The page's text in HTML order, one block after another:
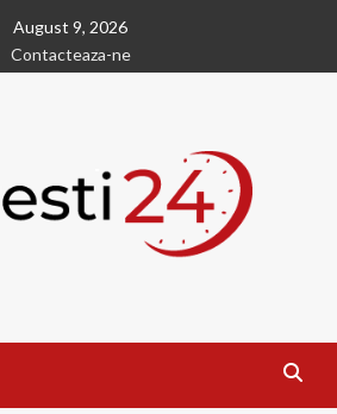
August 9, 2026
Contacteaza-ne